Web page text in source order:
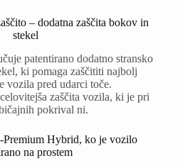
– dodatna zaščita bokov in
stekel
patentirano dodatno stransko
ki pomaga zaščititi najbolj
vozila pred udarci toče.
zaščita vozila, ki je pri
pokrival ni.
Premium Hybrid, ko je vozilo
na prostem